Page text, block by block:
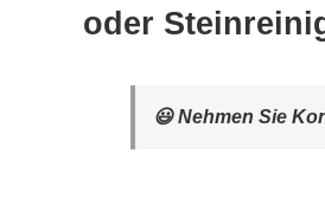
oder
😃 Nehmen Sie